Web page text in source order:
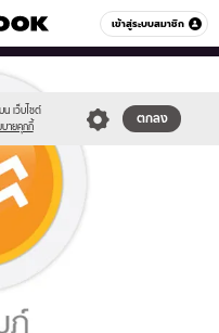
เข้าสู่ระบบสมาชิก
หมวดอื่นๆ
น เว็บไซต์
บายคุกกี้
ตกลง